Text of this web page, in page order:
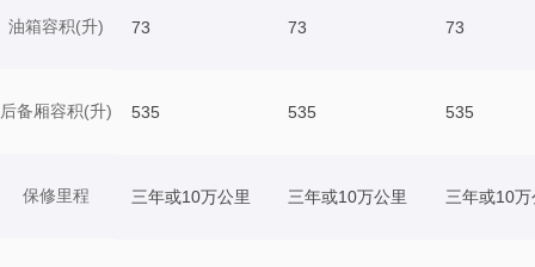
油箱容积(升)
后备厢容积(升)
保修里程
73 73 73
535 535 535
三年或10万公里 三年或10万公里 三年或10万